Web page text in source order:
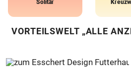
Solitär
VORTEILSWELT „ALLE